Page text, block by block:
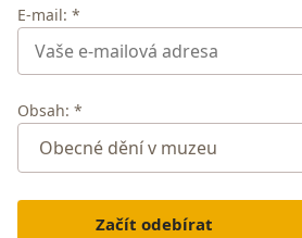
E-mail: *
Obsah: *
Začít odebírat